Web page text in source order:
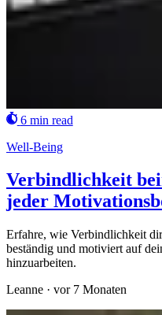
6 min read
Well-Being
Verbindlichkeit
jeder
Erfahre, wie Verbindlichkeit
beständig und motiviert auf
hinzuarbeiten.
Leanne · vor 7 Monaten